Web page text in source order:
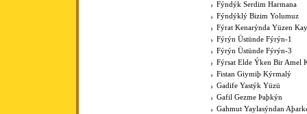
Fýndýk Serdim Harmana
Fýndýklý Bizim Yolumuz
Fýrat Kenarýnda Yüzen
Fýrýn Üstünde Fýrýn-1
Fýrýn Üstünde Fýrýn-3
Fýrsat Elde Ýken Bir Amel
Fistan Giymiþ Kýrmalý
Gadife Yastýk Yüzü
Gafil Gezme Þaþkýn
Gahmut Yaylasýndan